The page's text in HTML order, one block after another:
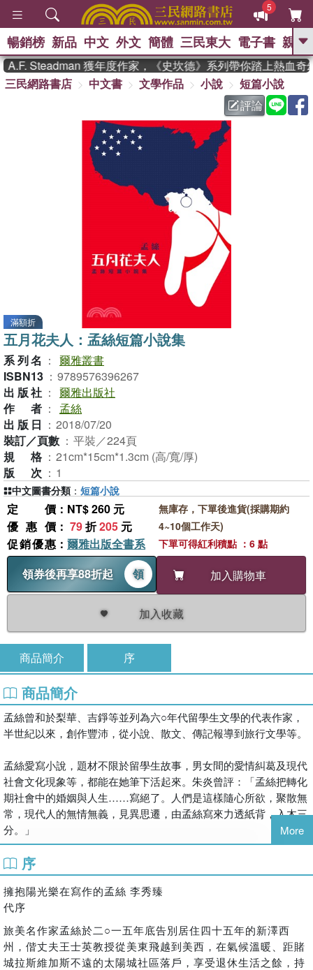
5
GO
熱搜： 東野圭吾 、 高希均教授回憶錄
父親節 、 如果歷
暑期推薦 、 國際布克
獎 臺灣漫遊錄
、 方念華
登輝時代
數學女孩：黎曼猜想
暢銷榜 新品 中文 外文 簡體 三民東大 電子書 親子
Steadman 獲年度作家，《史坎德》系列帶你踏上熱血奇幻
三民網路書店
中文書 文學作品 小說
短篇小說
評論
滿額折
五月花夫人：孟絲短篇小說集
系列名 ： 爾雅叢書
ISBN13 ： 9789576396267
出版社 ： 爾雅出版社
作者 ：
孟絲
出版日 ： 2018/07/20
裝訂／頁數 ： 平裝／224頁
規格 ： 21cm*15cm*1.3cm (高/寬/厚)
版次 ： 1
定價 ：NT$ 260 元
優惠價 ： 79折205 元
促銷優惠 ： 爾雅出版全書系
領券後再享88折起
領 加入購物車
加入收藏
無庫存，下單後進貨(採購期約
4~10個工作天)
下單可得紅利積點 ：6 點
中文圖書分類 ： 短篇小說
商品簡介 序
商品簡介
孟絲曾和於梨華、吉錚等並列為六○年代留學生文學的代表作家，
半世紀以來，創作豐沛，從小說、散文、傳記報導到旅行文學等。
孟絲愛寫小說，題材不限於留學生故事，男女間的愛情糾葛及現代
社會文化現象等，都能在她筆下活起來。朱炎曾評：「孟絲把轉化
期社會中的婚姻與人生……寫絕了。人們是這樣隨心所欲，聚散無
常，現代人的無情無義，見異思遷，由孟絲寫來力透紙背，入木三
分。」
本書收錄五篇短篇小說，其背景有些相似之處，但主題各有不同，
隨著孟絲洗練的文字，深邃的內涵，讓我們沉浸於故事之中，仍能
產生共鳴與深思。
More
序
擁抱陽光樂在寫作的孟絲 李秀臻
代序
旅美名作家孟絲於二○一五年底告別居住四十五年的新澤西
州，偕丈夫王士英教授從美東飛越到美西，在氣候溫暖、距賭
城拉斯維加斯不遠的太陽城社區落戶，享受退休生活之餘，持